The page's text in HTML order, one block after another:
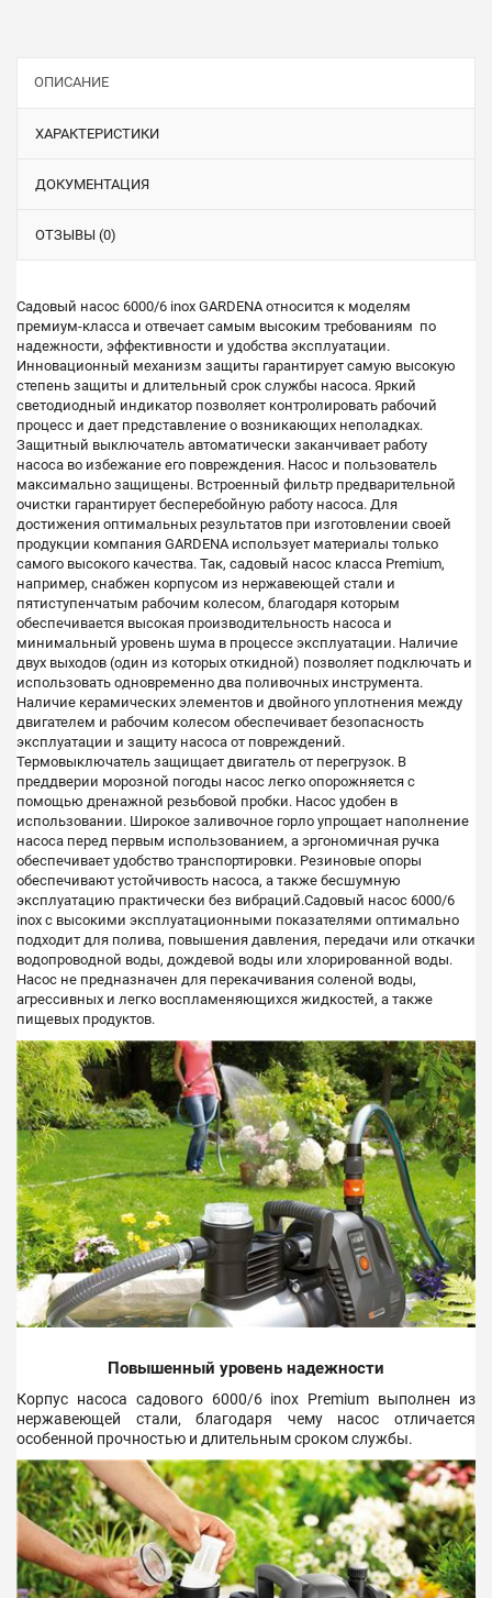
ОПИСАНИЕ
ХАРАКТЕРИСТИКИ
ДОКУМЕНТАЦИЯ
ОТЗЫВЫ (0)
Садовый насос 6000/6 inox GARDENA относится к моделям
премиум-класса и отвечает самым высоким требованиям по
надежности, эффективности и удобства эксплуатации.
Инновационный механизм защиты гарантирует самую высокую
степень защиты и длительный срок службы насоса. Яркий
светодиодный индикатор позволяет контролировать рабочий
процесс и дает представление о возникающих неполадках.
Защитный выключатель автоматически заканчивает работу
насоса во избежание его повреждения. Насос и пользователь
максимально защищены. Встроенный фильтр предварительной
очистки гарантирует бесперебойную работу насоса. Для
достижения оптимальных результатов при изготовлении своей
продукции компания GARDENA использует материалы только
самого высокого качества. Так, садовый насос класса Premium,
например, снабжен корпусом из нержавеющей стали и
пятиступенчатым рабочим колесом, благодаря которым
обеспечивается высокая производительность насоса и
минимальный уровень шума в процессе эксплуатации. Наличие
двух выходов (один из которых откидной) позволяет подключать и
использовать одновременно два поливочных инструмента.
Наличие керамических элементов и двойного уплотнения между
двигателем и рабочим колесом обеспечивает безопасность
эксплуатации и защиту насоса от повреждений.
Термовыключатель защищает двигатель от перегрузок. В
преддверии морозной погоды насос легко опорожняется с
помощью дренажной резьбовой пробки. Насос удобен в
использовании. Широкое заливочное горло упрощает наполнение
насоса перед первым использованием, а эргономичная ручка
обеспечивает удобство транспортировки. Резиновые опоры
обеспечивают устойчивость насоса, а также бесшумную
эксплуатацию практически без вибраций.Садовый насос 6000/6
inox с высокими эксплуатационными показателями оптимально
подходит для полива, повышения давления, передачи или откачки
водопроводной воды, дождевой воды или хлорированной воды.
Насос не предназначен для перекачивания соленой воды,
агрессивных и легко воспламеняющихся жидкостей, а также
пищевых продуктов.
Повышенный уровень надежности
Корпус насоса садового 6000/6 inox Premium выполнен из
нержавеющей стали, благодаря чему насос отличается
особенной прочностью и длительным сроком службы.